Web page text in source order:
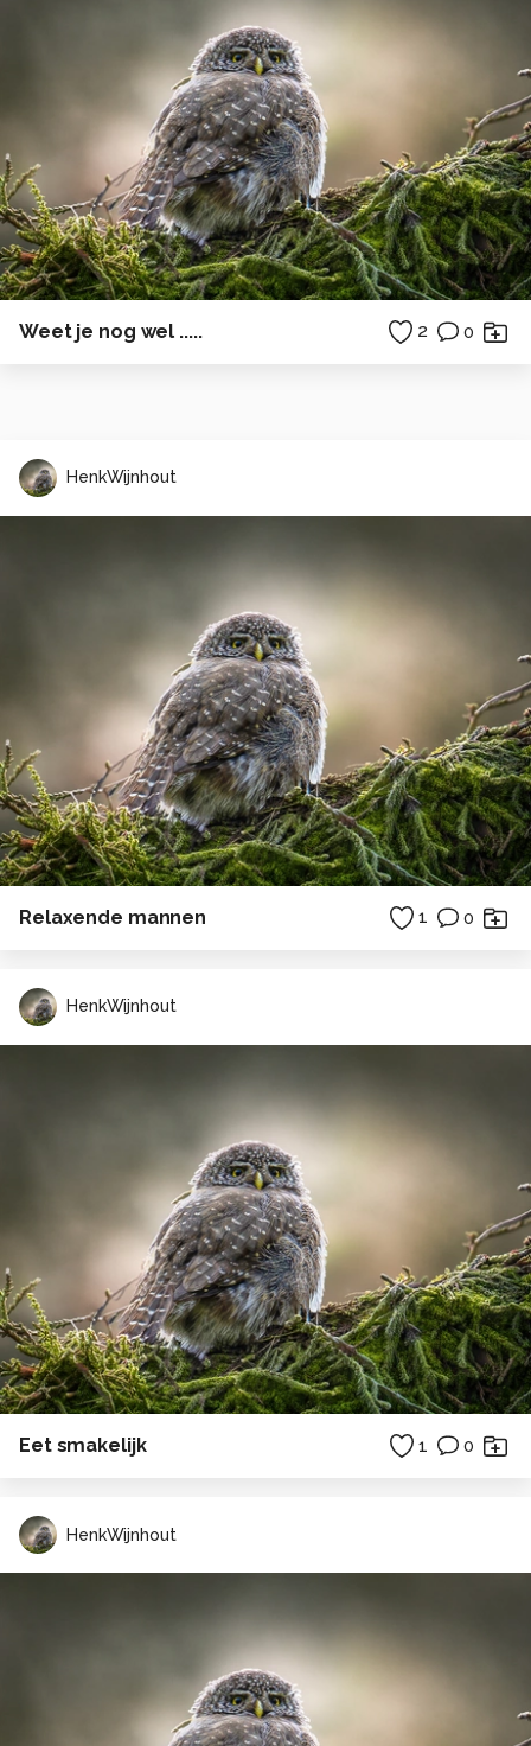
Weet je nog wel ..... 2 0
HenkWijnhout
Relaxende mannen 1 0
HenkWijnhout
Eet smakelijk 1 0
HenkWijnhout